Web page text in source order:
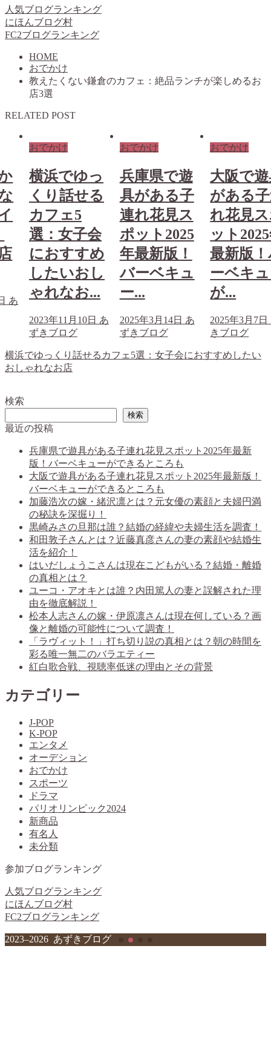
人気ブログランキング
にほんブログ村
FC2ブログランキング
HOME
おでかけ
教えたくない鎌倉のカフェ：絶品ランチが楽しめるお
店3選
RELATED POST
あ
おでかけ
横浜でゆっ
くり話せる
カフェ5
選：女子会
におすすめ
したいおし
ゃれなお...
2023年11月10日 あ
ずきブログ
おでかけ
兵庫県で遊
具がある子
連れ花見ス
ポット2025
年最新版！
バーベキュ
ー...
2025年3月14日 あ
ずきブログ
おでかけ
大阪で
がある
れ花見
ット
最新版
ーベキ
が...
2025年3月7日
きブログ
横浜でゆっくり話せるカフェ5選：女子会におすすめしたい
おしゃれなお店
検索
検索
最近の投稿
兵庫県で遊具がある子連れ花見スポット2025年最新
版！バーベキューができるところも
大阪で遊具がある子連れ花見スポット2025年最新版！
バーベキューができるところも
加藤浩次の嫁・緒沢凛とは？元女優の素顔と夫婦円満
の秘訣を深掘り！
黒崎みさの旦那は誰？結婚の経緯や夫婦生活を調査！
和田敦子さんとは？近藤真彦さんの妻の素顔や結婚生
活を紹介！
はいだしょうこさんは現在こどもがいる？結婚・離婚
の真相とは？
ユーコ・アオキとは誰？内田篤人の妻と誤解された理
由を徹底解説！
松本人志さんの嫁・伊原凛さんは現在何している？画
像と離婚の可能性について調査！
「ラヴィット！」打ち切り説の真相とは？朝の時間を
彩る唯一無二のバラエティー
紅白歌合戦、視聴率低迷の理由とその背景
カテゴリー
J-POP
K-POP
エンタメ
オーデション
おでかけ
スポーツ
ドラマ
パリオリンピック2024
新商品
有名人
未分類
参加ブログランキング
人気ブログランキング
にほんブログ村
FC2ブログランキング
2023–2026 あずきブログ